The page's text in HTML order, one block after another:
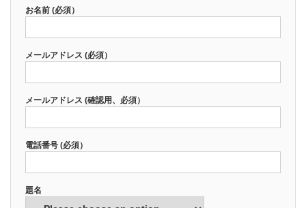
お名前 (必須）
メールアドレス (必須）
メールアドレス (確認用、必須）
電話番号 (必須）
題名